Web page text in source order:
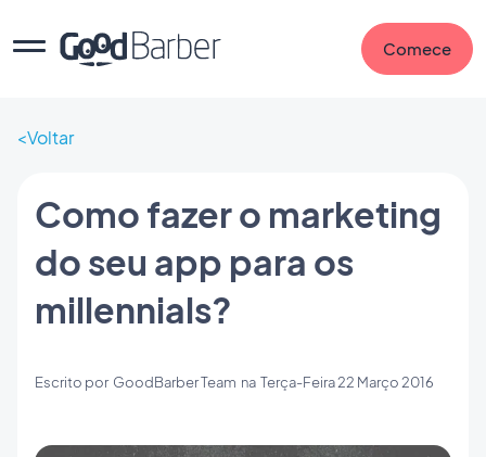
Comece
Voltar
Como fazer o marketing
do seu app para os
millennials?
Escrito por GoodBarber Team na Terça-Feira 22 Março 2016